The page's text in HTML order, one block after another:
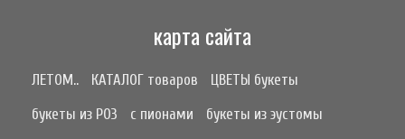
карта сайта
ЛЕТОМ.. КАТАЛОГ товаров
ЦВЕТЫ букеты
букеты из РОЗ
с пионами
букеты из эустомы